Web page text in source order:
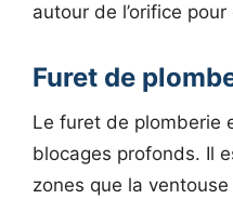
autour de l’orifice
Furet de
Le furet de plomberie
blocages profonds. Il
zones que la